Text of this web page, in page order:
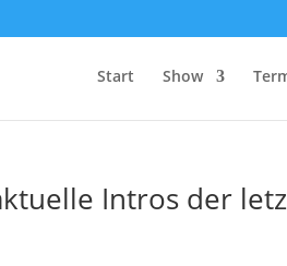
Start Show
Intros der